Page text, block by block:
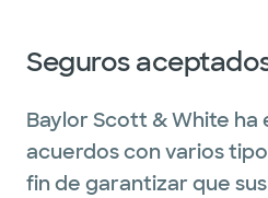
Seguros
Baylor Scott & White ha
acuerdos con varios
fin de garantizar que